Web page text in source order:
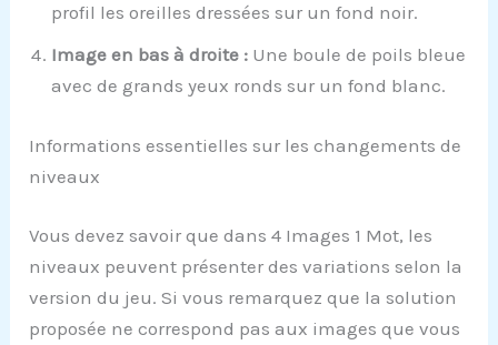
profil les oreilles dressées sur un fond noir.
Image en bas à droite : Une boule de poils bleue
avec de grands yeux ronds sur un fond blanc.
Informations essentielles sur les changements de
niveaux
Vous devez savoir que dans 4 Images 1 Mot, les
niveaux peuvent présenter des variations selon la
version du jeu. Si vous remarquez que la solution
proposée ne correspond pas aux images que vous